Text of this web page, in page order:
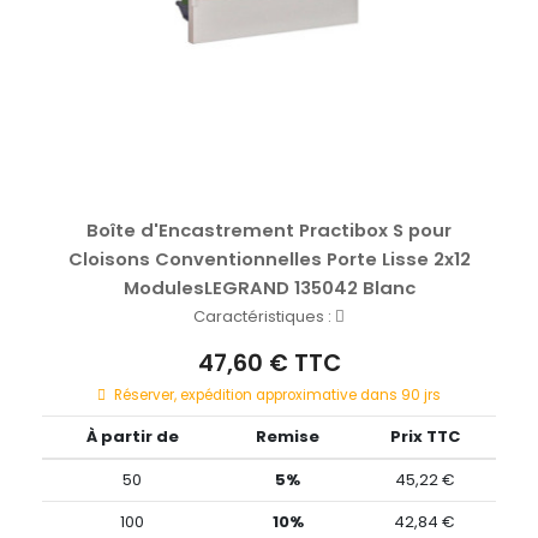
Boîte d'Encastrement Practibox S pour
Cloisons Conventionnelles Porte Lisse 2x12
ModulesLEGRAND 135042 Blanc
Caractéristiques :
47,60 € TTC
Réserver, expédition approximative dans 90 jrs
À partir de Remise
Prix TTC
50
5%
45,22 €
100
10% 42,84 €